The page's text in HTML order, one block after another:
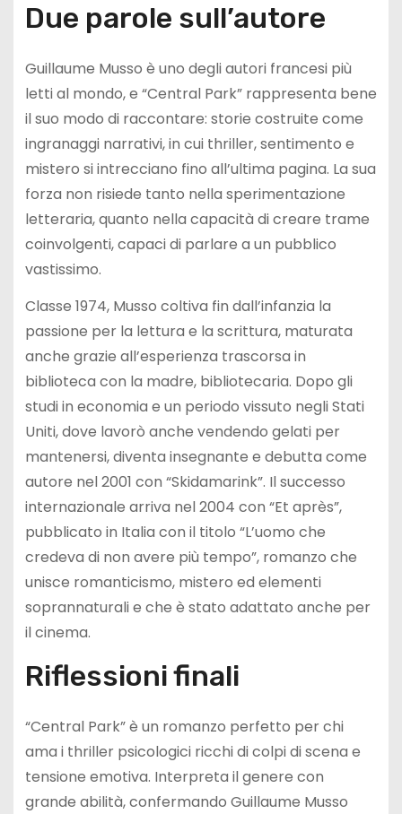
Due parole sull’autore
Guillaume Musso è uno degli autori francesi più
letti al mondo, e “Central Park” rappresenta bene
il suo modo di raccontare: storie costruite come
ingranaggi narrativi, in cui thriller, sentimento e
mistero si intrecciano fino all’ultima pagina. La sua
forza non risiede tanto nella sperimentazione
letteraria, quanto nella capacità di creare trame
coinvolgenti, capaci di parlare a un pubblico
vastissimo.
Classe 1974, Musso coltiva fin dall’infanzia la
passione per la lettura e la scrittura, maturata
anche grazie all’esperienza trascorsa in
biblioteca con la madre, bibliotecaria. Dopo gli
studi in economia e un periodo vissuto negli Stati
Uniti, dove lavorò anche vendendo gelati per
mantenersi, diventa insegnante e debutta come
autore nel 2001 con “Skidamarink”. Il successo
internazionale arriva nel 2004 con “Et après”,
pubblicato in Italia con il titolo “L’uomo che
credeva di non avere più tempo”, romanzo che
unisce romanticismo, mistero ed elementi
soprannaturali e che è stato adattato anche per
il cinema.
Riflessioni finali
“Central Park” è un romanzo perfetto per chi
ama i thriller psicologici ricchi di colpi di scena e
tensione emotiva. Interpreta il genere con
grande abilità, confermando Guillaume Musso